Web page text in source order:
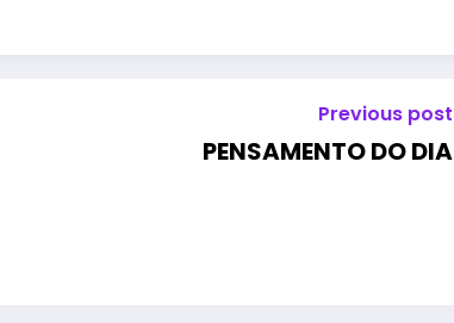
Previous post
PENSAMENTO DO DIA